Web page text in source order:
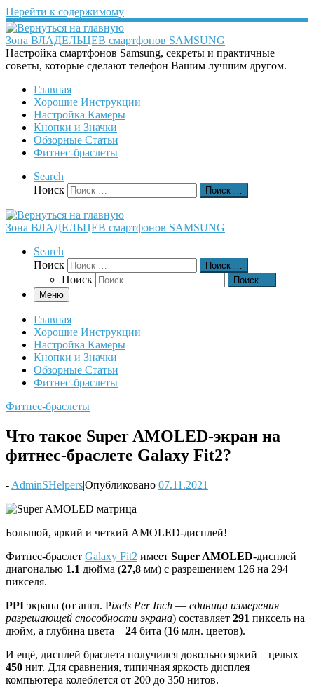
Перейти к содержимому
Зона ВЛАДЕЛЬЦЕВ смартфонов SAMSUNG
Настройка смартфонов Samsung, секреты и практичные
советы, которые сделают телефон Вашим лучшим другом.
Главная
Хорошие Инструкции
Настройка Камеры
Кнопки и Значки
Обзорные Статьи
Фитнес-браслеты
Search
Поиск
Поиск …
Зона ВЛАДЕЛЬЦЕВ смартфонов SAMSUNG
Search
Поиск
Поиск …
Поиск
Поиск …
Меню
Главная
Хорошие Инструкции
Настройка Камеры
Кнопки и Значки
Обзорные Статьи
Фитнес-браслеты
Фитнес-браслеты
Что такое Super AMOLED-экран на
фитнес-браслете Galaxy Fit2?
- AdminSHelpers|Опубликовано 07.11.2021
Большой, яркий и четкий AMOLED-дисплей!
Фитнес-браслет Galaxy Fit2 имеет Super AMOLED-дисплей
диагональю 1.1 дюйма (27,8 мм) с разрешением 126 на 294
пикселя.
PPI экрана (от англ. Pixels Per Inch — единица измерения
разрешающей способности экрана) составляет 291 пиксель на
дюйм, а глубина цвета – 24 бита (16 млн. цветов).
И ещё, дисплей браслета получился довольно яркий – целых
450 нит. Для сравнения, типичная яркость дисплея
компьютера колеблется от 200 до 350 нитов.